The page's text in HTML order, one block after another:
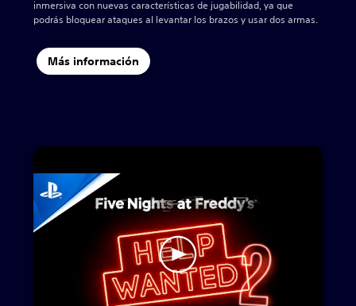
inmersiva con nuevas características de jugabilidad, ya que
podrás bloquear ataques al levantar los brazos y usar dos armas.
Más información